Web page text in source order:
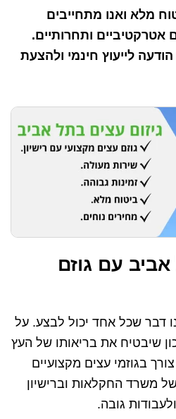
מלא ואנו מתחייבים
אטרקטיביים ותחרותיים.
לייעוץ חינמי ולהצעת
אביב עם גוזם
דבר שכל אחד יכול לבצע. על
שיבטיח את בריאותו של העץ
בגוזמי עצים מקצועיים
משרד החקלאות וברישיון
גובה.